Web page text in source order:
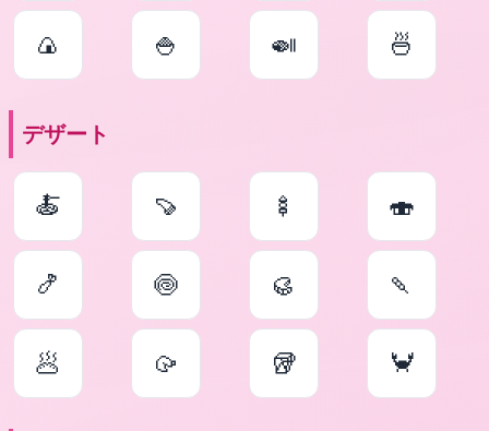
🍙 🍚 🍛 🍜
デザート
🍝 🍠 🍢 🍣
🍤 🍥 🥮 🍡
🥟 🥠 🥡 🦀